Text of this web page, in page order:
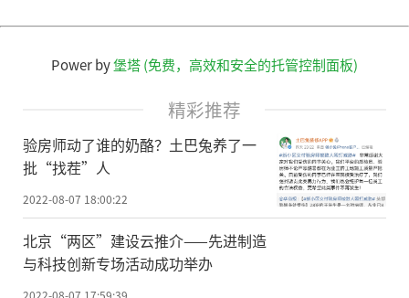
Power by堡塔 (免费，高效和安全的托管控制面板)
精彩推荐
验房师动了谁的奶酪？土巴兔养了一
批“找茬”人
2022-08-07 18:00:22
北京“两区”建设云推介——先进制造
与科技创新专场活动成功举办
2022-08-07 17:59:39